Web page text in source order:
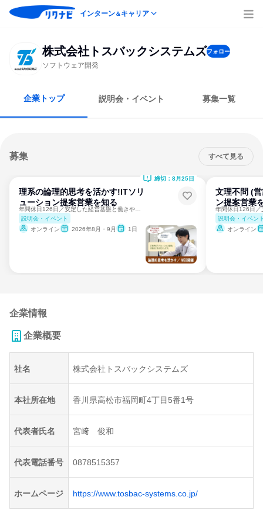
インターン＆キャリア
株式会社トスバックシステムズフォロー
ソフトウェア開発
企業トップ 説明会・イベント 募集一覧
募集 すべて見る
理系の論理的思考を活かす!ITソリ
ューション提案営業を知る
説明会・イベント
オンライン
2026年8月・9月 1日
締切：8月25日
文理不問 (
ン提案営業
説明会・イベン
オンライン
企業情報
企業概要
社名 株式会社トスバックシステムズ
本社所在地 香川県高松市福岡町4丁目5番1号
代表者氏名 宮﨑 俊和
代表電話番号 0878515357
ホームページ https://www.tosbac-systems.co.jp/